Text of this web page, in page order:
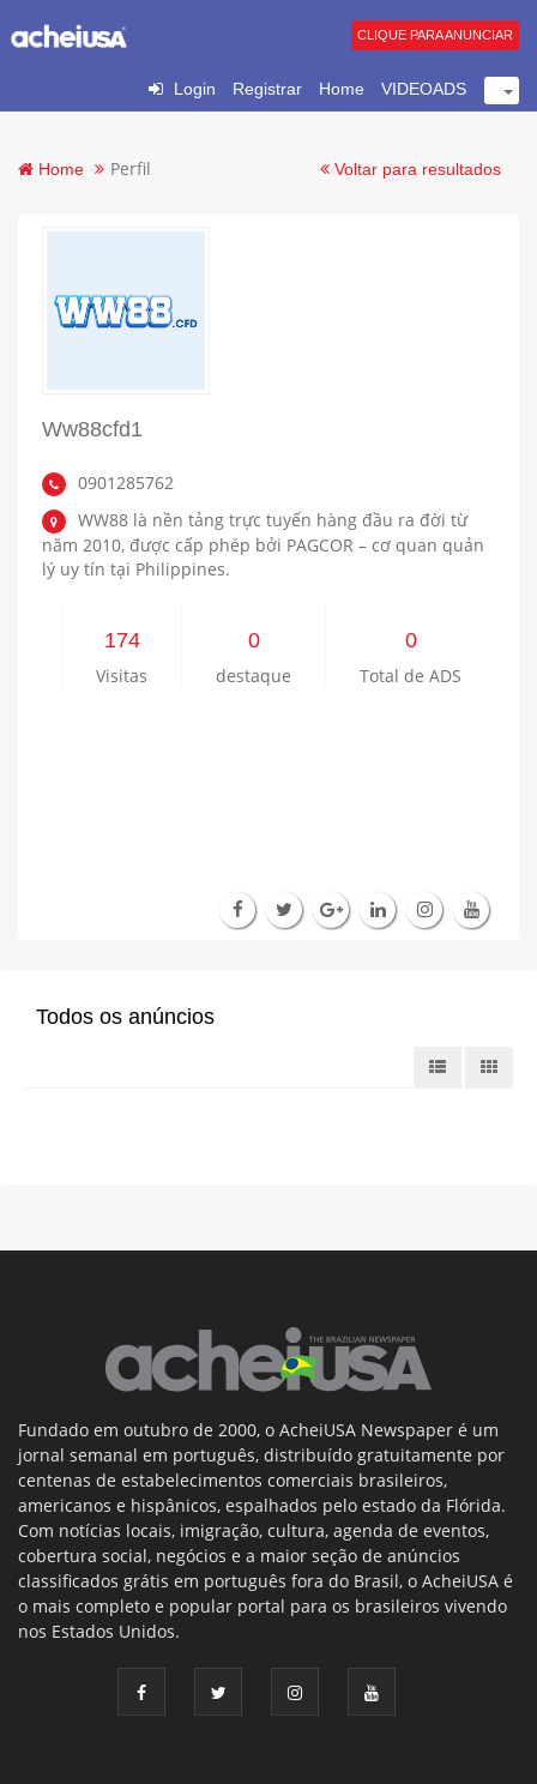
Login Registrar Home VIDEOADS
CLIQUE PARA ANUNCIAR
Home Perfil Voltar para resultados
Ww88cfd1
0901285762
WW88 là nền tảng trực tuyến hàng đầu ra đời từ
năm 2010, được cấp phép bởi PAGCOR – cơ quan quản
lý uy tín tại Philippines.
174
Visitas
0
destaque
0
Total de ADS
Todos os anúncios
Fundado em outubro de 2000, o AcheiUSA Newspaper é um
jornal semanal em português, distribuído gratuitamente por
centenas de estabelecimentos comerciais brasileiros,
americanos e hispânicos, espalhados pelo estado da Flórida.
Com notícias locais, imigração, cultura, agenda de eventos,
cobertura social, negócios e a maior seção de anúncios
classificados grátis em português fora do Brasil, o AcheiUSA é
o mais completo e popular portal para os brasileiros vivendo
nos Estados Unidos.